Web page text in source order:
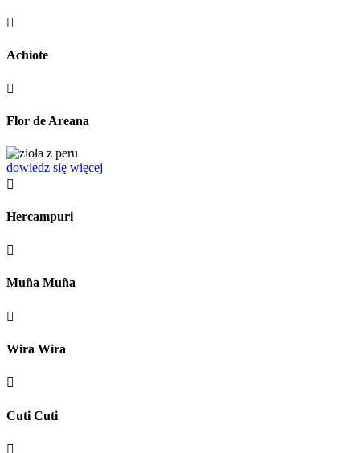

Achiote

Flor de Areana
dowiedz się więcej

Hercampuri

Muña Muña

Wira Wira

Cuti Cuti
